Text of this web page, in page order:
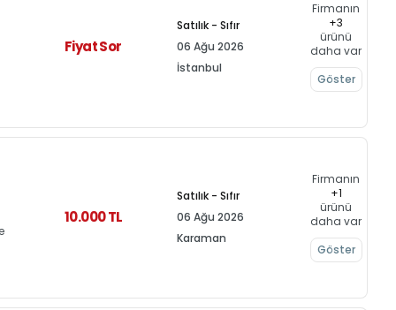
Fiyat Sor
Satılık - Sıfır
06 Ağu 2026
İstanbul
Firmanın
+3
ürünü
daha var
Göster
10.000 TL
Satılık - Sıfır
06 Ağu 2026
Karaman
Firmanın
+1
ürünü
daha var
Göster